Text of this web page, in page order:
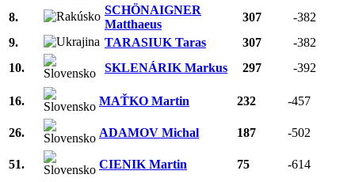
8.
SCHÖNAIGNER
Matthaeus
307
-382
9.
TARASIUK Taras 307
-382
10.
SKLENÁRIK Markus 297 -392
16. MAŤKO Martin 232 -457
26. ADAMOV Michal 187 -502
51. CIENIK Martin 75 -614